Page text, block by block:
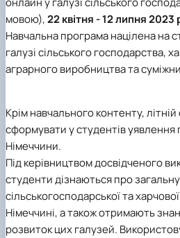
Іноземні мови
Їдальні та
Студентські
Центр
Психологічна
Інклюзивне
Рада молодих
Наукові школи
Стартап школа
Методичні
Форми
Патентно-
ЦКНО
садово-паркове
медицина»
Обладнання
Біоетична комісія
Наукові видання
Досліднику та
Звіт про
Наукові
заходів
Порядок
Монографії
Наука для бізнесу
Каталог
«SEB-2024»
Наглядова рада
Рада
Благодійний
2020»
Історія
Видатні
Звіт ректора
Пам'яті
Почесні
Вибори ректора
Програма
Доступ до публічної
Державні закупівлі
Офіційна символіка
Антикорупційні заходи
Уповноважена
уповноваженого
Національні
Методичні
Гендерна радниця
мовою),22 квітня - 12 липня 2023
Навчальна програма націлена на
галузі сільського господарства,
аграрного виробництва та
Крім навчального контенту,
сформувати у студентів уявлення
Німеччини.
Під керівництвом досвідченого
студенти дізнаються про
сільськогосподарської та
Німеччині, а також отримають
розвиток цих галузей.